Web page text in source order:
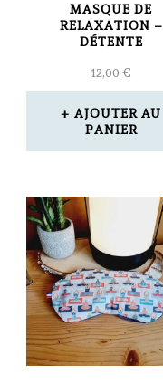
MASQUE DE
RELAXATION –
DÉTENTE
12,00€
AJOUTER AU
PANIER